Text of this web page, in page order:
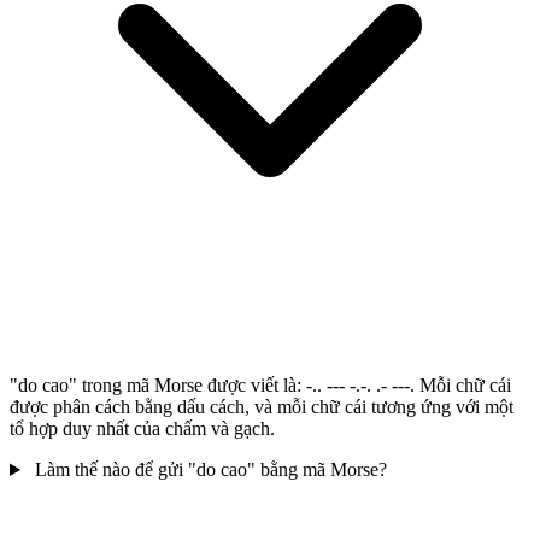
"do cao" trong mã Morse được viết là: -.. --- -.-. .- ---. Mỗi chữ cái
được phân cách bằng dấu cách, và mỗi chữ cái tương ứng với một
tổ hợp duy nhất của chấm và gạch.
Làm thế nào để gửi "do cao" bằng mã Morse?